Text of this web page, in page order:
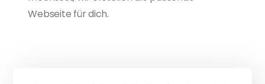
Webseite für dich.